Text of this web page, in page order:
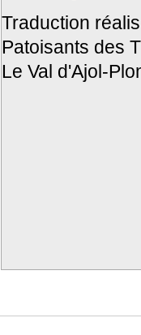
Traduction
Patoisants des
Le Val d'Ajol-